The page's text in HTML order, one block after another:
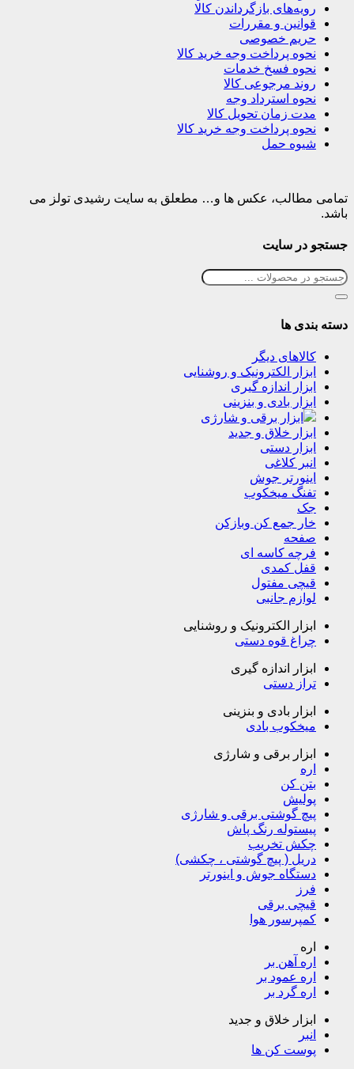
رویه‌های بازگرداندن کالا
قوانین و مقررات
حریم خصوصی
نحوه پرداخت وجه خرید کالا
نحوه فسخ خدمات
روند مرجوعی کالا
نحوه استرداد وجه
مدت زمان تحویل کالا
نحوه پرداخت وجه خرید کالا
شیوه حمل
تمامی مطالب، عکس ها و… مطعلق به سایت رشیدی تولز می
باشد.
جستجو در سایت
دسته بندی ها
کالاهای دیگر
ابزار الکترونیک و روشنایی
ابزار اندازه گیری
ابزار بادی و بنزینی
ابزار برقی و شارژی
ابزار خلاق و جدید
ابزار دستی
انبر کلاغی
اینورتر جوش
تفنگ میخکوب
جک
خار جمع کن وبازکن
صفحه
فرچه کاسه ای
قفل کمدی
قیچی مفتول
لوازم جانبی
ابزار الکترونیک و روشنایی
چراغ قوه دستی
ابزار اندازه گیری
تراز دستی
ابزار بادی و بنزینی
میخکوب بادی
ابزار برقی و شارژی
اره
بتن کن
پولیش
پیچ گوشتی برقی و شارژی
پیستوله رنگ پاش
چکش تخریب
دریل ( پیچ گوشتی ، چکشی)
دستگاه جوش و اینورتر
فرز
قیچی برقی
کمپرسور هوا
اره
اره آهن بر
اره عمود بر
اره گرد بر
ابزار خلاق و جدید
انبر
پوست کن ها